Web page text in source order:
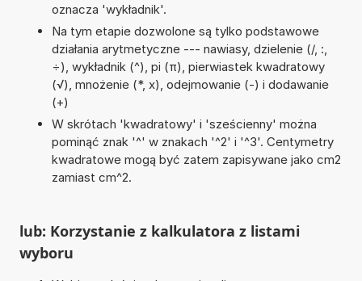
oznacza 'wykładnik'.
Na tym etapie dozwolone są tylko podstawowe
działania arytmetyczne --- nawiasy, dzielenie (/, :,
÷), wykładnik (^), pi (π), pierwiastek kwadratowy
(√), mnożenie (*, x), odejmowanie (-) i dodawanie
(+)
W skrótach 'kwadratowy' i 'sześcienny' można
pominąć znak '^' w znakach '^2' i '^3'. Centymetry
kwadratowe mogą być zatem zapisywane jako cm2
zamiast cm^2.
lub: Korzystanie z kalkulatora z listami
wyboru